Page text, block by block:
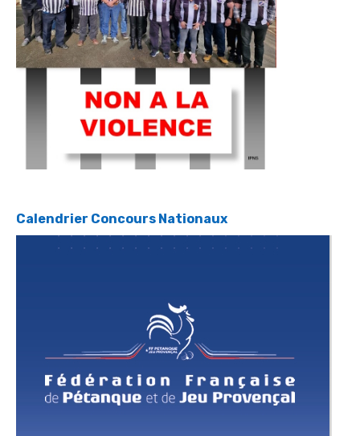
Calendrier Concours Nationaux